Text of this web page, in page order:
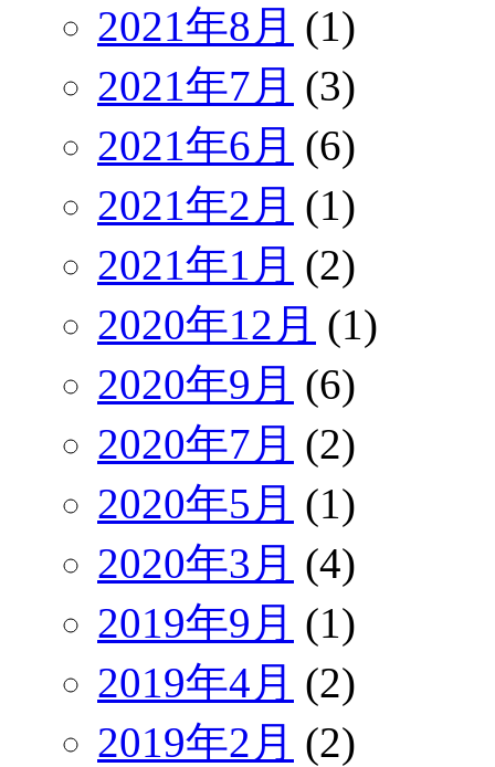
2021年8月 (1)
2021年7月 (3)
2021年6月 (6)
2021年2月 (1)
2021年1月 (2)
2020年12月 (1)
2020年9月 (6)
2020年7月 (2)
2020年5月 (1)
2020年3月 (4)
2019年9月 (1)
2019年4月 (2)
2019年2月 (2)